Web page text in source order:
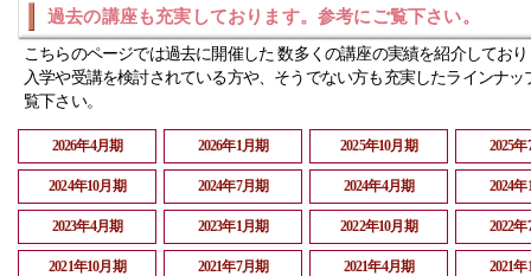
過去の講座も充実しております。参考にご覧下さい。
こちらのページでは過去に開催した 数多くの講座の実績を紹介してお
入学や受講を検討されている方や、そうでない方も充実したラインナッ
覧下さい。
2026年4月期 2026年1月期 2025年10月期 2025
2024年10月期 2024年7月期 2024年4月期 2024
2023年4月期 2023年1月期 2022年10月期 2022
2021年10月期 2021年7月期 2021年4月期 2021